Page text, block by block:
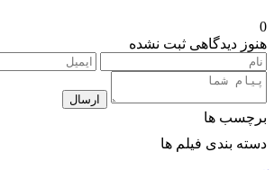
0
هنوز دیدگاهی ثبت نشده
ارسال
برچسب ها
دسته بندی فیلم ها